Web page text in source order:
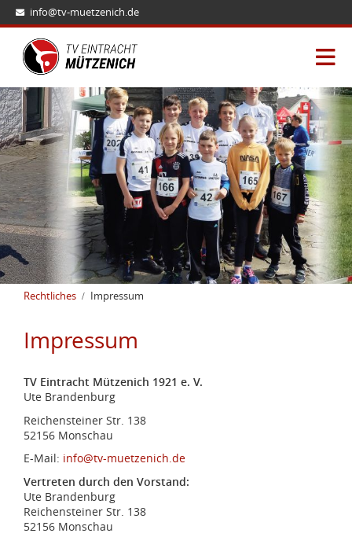
info@tv-muetzenich.de
Rechtliches Impressum
Impressum
TV Eintracht Mützenich 1921 e. V.
Ute Brandenburg
Reichensteiner Str. 138
52156 Monschau
E-Mail: info@tv-muetzenich.de
Vertreten durch den Vorstand:
Ute Brandenburg
Reichensteiner Str. 138
52156 Monschau